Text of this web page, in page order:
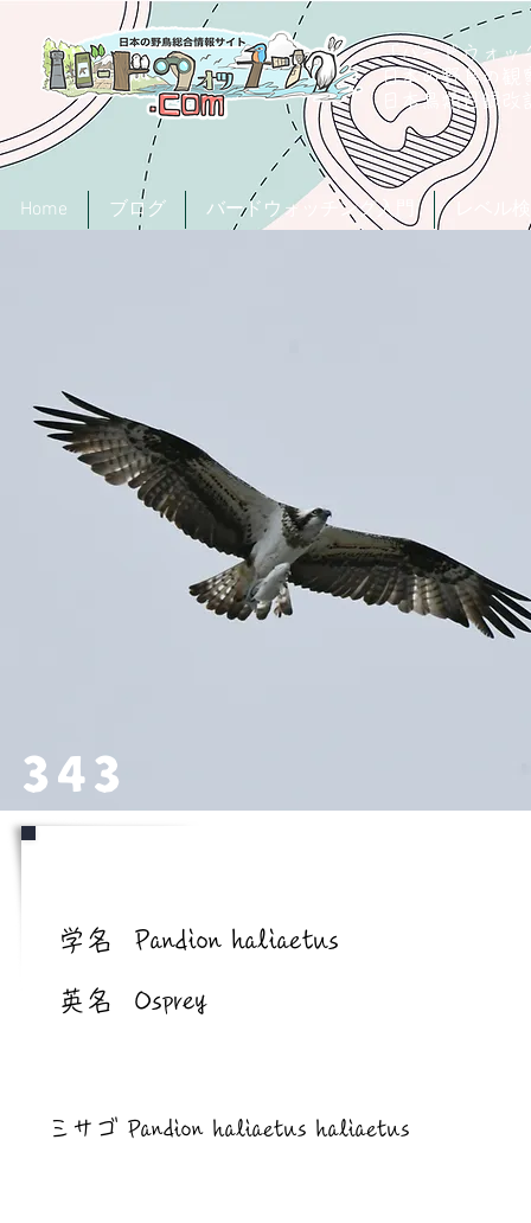
「バードウォッ
日本の野鳥の観
日本鳥類目録
Home ブログ バードウォッチング入門
343
学名 Pandion haliaetus
英名 Osprey
ミサゴ Pandion haliaetus haliaetus